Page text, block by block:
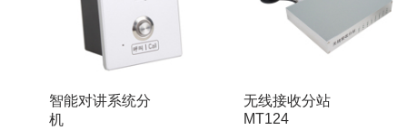
智能对讲系统分
机
无线接收分站
MT124